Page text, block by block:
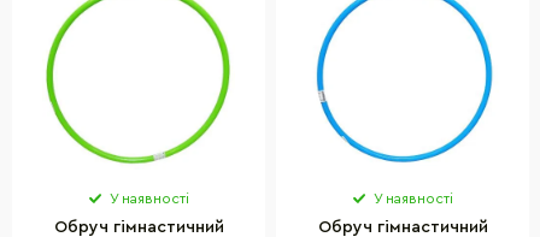
У наявності
Обруч гімнастичний
У наявності
Обруч гімнастичний